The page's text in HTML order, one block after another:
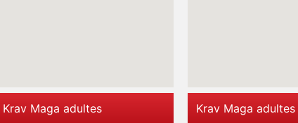
Krav Maga adultes Krav Maga adultes